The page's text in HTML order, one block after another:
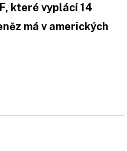
které vyplácí 14
má v amerických